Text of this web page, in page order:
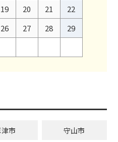
19 20 21
22
26 27 28
29
市 守山市